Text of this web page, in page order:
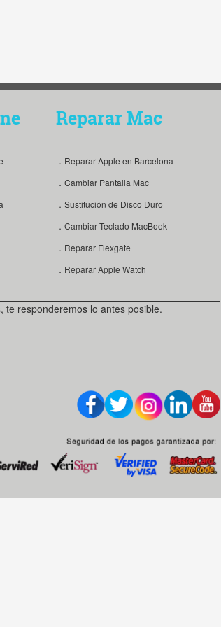
Reparar Mac
．Reparar Apple en Barcelona
．Cambiar Pantalla Mac
．Sustitución de Disco Duro
．Cambiar Teclado MacBook
．Reparar Flexgate
．Reparar Apple Watch
te responderemos lo antes posible.